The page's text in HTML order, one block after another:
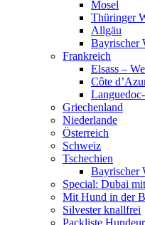
Mosel
Thüringer
Allgäu
Bayrischer
Frankreich
Elsass –
Côte
Griechenland
Niederlande
Österreich
Schweiz
Tschechien
Bayrischer
Special: Dubai
Mit Hund in der
Silvester knallfrei